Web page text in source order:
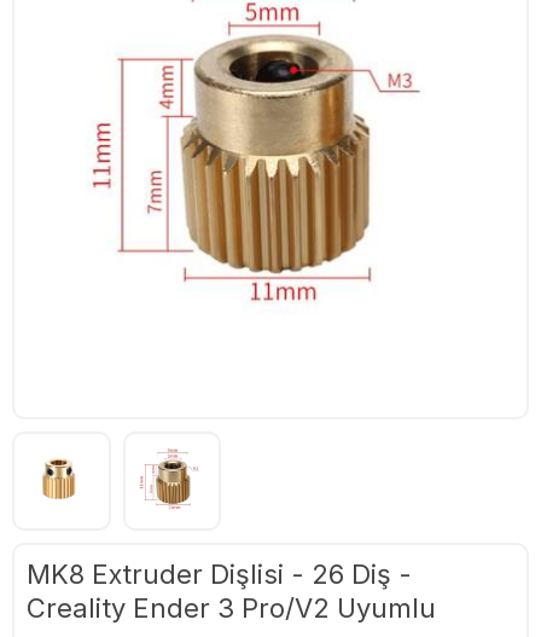
MK8 Extruder Dişlisi - 26 Diş -
Creality Ender 3 Pro/V2 Uyumlu